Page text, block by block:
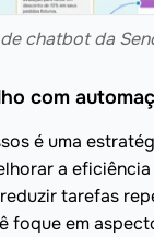
chatbot da
com
é uma
a
tarefas
foque em